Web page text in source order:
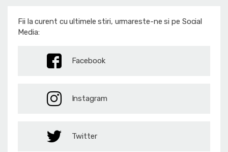
Fii la curent cu ultimele stiri, urmareste-ne si pe Social
Media:
Facebook
Instagram
Twitter